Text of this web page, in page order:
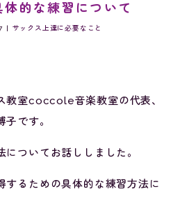
体的な練習について
サックス上達に必要なこと
教室coccole音楽教室の代表、
です。
ついてお話ししました。
するための具体的な練習方法に